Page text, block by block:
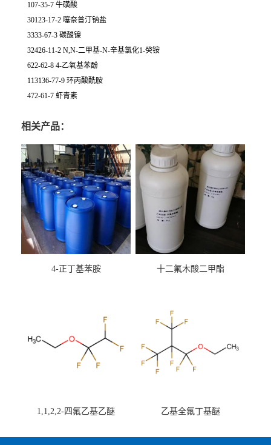
107-35-7 牛磺酸
30123-17-2 噻奈普汀钠盐
3333-67-3 碳酸镍
32426-11-2 N,N-二甲基-N-辛基氯化1-癸铵
622-62-8 4-乙氧基苯酚
113136-77-9 环丙酸酰胺
472-61-7 虾青素
相关产品：
4-正丁基苯胺 十二氟木酸二甲酯
1,1,2,2-四氟乙基乙醚 乙基全氟丁基醚